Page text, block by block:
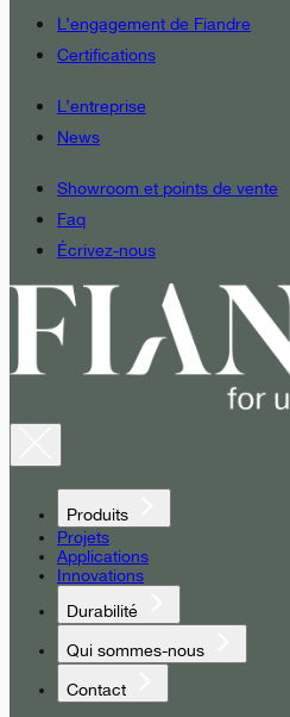
L’engagement de Fiandre
Certifications
L’entreprise
News
Showroom et points de vente
Faq
Écrivez-nous
Produits
Projets
Applications
Innovations
Durabilité
Qui sommes-nous
Contact